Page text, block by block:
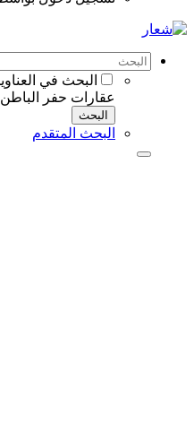
البحث في
عقارات حفر
البحث
البحث المتقدم